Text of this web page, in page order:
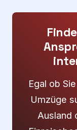
Egal ob
Umzüge
Ausland